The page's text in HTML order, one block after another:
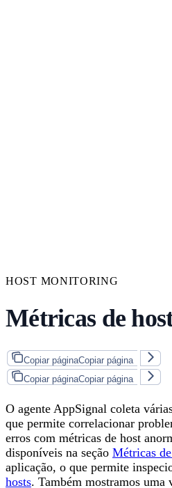
HOST MONITORING
Métricas de
Copiar páginaCopiar página
Copiar páginaCopiar página
O agente AppSignal coleta
que permite correlacionar
erros com métricas de host
disponíveis na seção Métricas
aplicação, o que permite
hosts. Também mostramos uma